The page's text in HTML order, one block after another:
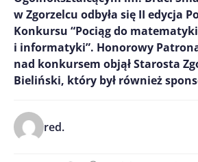
w Zgorzelcu odbyła się II edycja
Konkursu “Pociąg do
i informatyki”. Honorowy
nad konkursem objął Starosta
Bieliński, który był również
red.